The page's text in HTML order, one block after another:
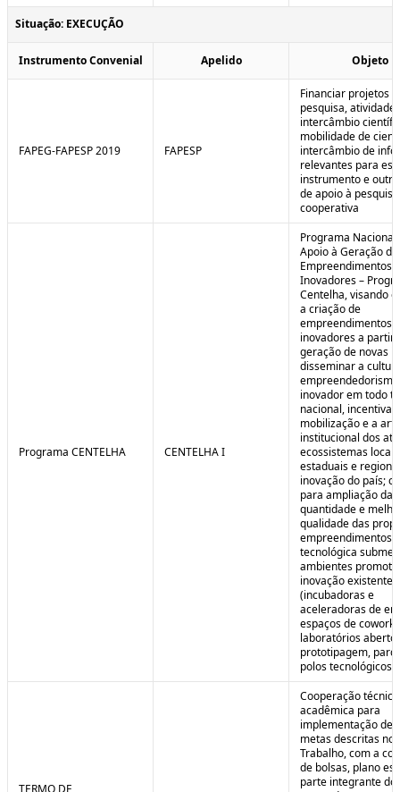
Situação: EXECUÇÃO
Instrumento Convenial Apelido Objeto
FAPEG-FAPESP 2019 FAPESP
Financiar projetos
pesquisa,
intercâmbio
mobilidade de
intercâmbio de
relevantes para
instrumento e
de apoio à pesquisa
cooperativa
Programa CENTELHA CENTELHA I
Programa Nacional
Apoio à Geração de
Empreendimentos
Inovadores –
Centelha, visando
a criação de
empreendimentos
inovadores a partir
geração de novas
disseminar a
empreendedorismo
inovador em todo
nacional,
mobilização e a
institucional dos
ecossistemas
estaduais e
inovação do país;
para ampliação da
quantidade e
qualidade das
empreendimentos
tecnológica
ambientes
inovação
(incubadoras e
aceleradoras de
espaços de
laboratórios
prototipagem,
polos tecnológicos
TERMO DE
Cooperação
acadêmica para
implementação de
metas descritas no
Trabalho, com a
de bolsas, plano
parte integrante do